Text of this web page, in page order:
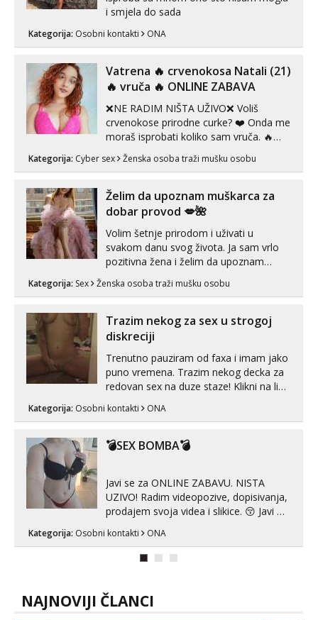
i smjela do sada
Kategorija: Osobni kontakti ONA
Vatrena ‎️‍🔥 crvenokosa Natali (21)
‎️‍🔥 vruča‎ ️‍🔥 ONLINE ZABAVA
❌NE RADIM NIŠTA UŽIVO❌ Voliš
crvenokose prirodne curke? ❤️ Onda me
moraš isprobati koliko sam vruča.‎ ️‍🔥
MLADA vražica koja ima 100%
prorodne grudi, 💦 Misli su mi uvijek
U mojoj raznolikoj ponudi možeš
pranaći nešto po svojoj mjeri. Sexi videa
s kolegica...
Kategorija: Cyber sex Ženska osoba traži mušku osobu
Želim da upoznam muškarca za
dobar provod 💋🌺
Volim šetnje prirodom i uživati u
svakom danu svog života. Ja sam vrlo
pozitivna žena i želim da upoznam
može i nešto više.💋🌺 Klikni na link
Kategorija: Sex Ženska osoba traži mušku osobu
Trazim nekog za sex u strogoj
diskreciji
Trenutno pauziram od faxa i imam jako
puno vremena. Trazim nekog decka za
redovan sex na duze staze! Klikni na link
Kategorija: Osobni kontakti ONA
💣SEX BOMBA💣
Javi se za ONLINE ZABAVU. NISTA
UZIVO! Radim videopozive, dopisivanja,
prodajem svoja videa i slikice. 😚 Javi mi
Telegram. +385 91 723 0045
Kategorija: Osobni kontakti ONA
NAJNOVIJI ČLANCI